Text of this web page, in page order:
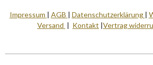
Impressum | AGB | Datenschutzerklärung |
Versand | Kontakt |Vertrag